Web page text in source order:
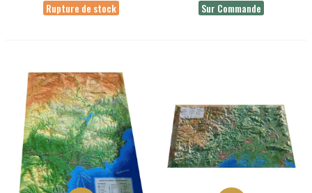
Rupture de stock Sur Commande